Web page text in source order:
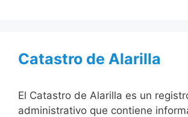
Catastro de Alarilla
El Catastro de Alarilla es un
administrativo que contiene